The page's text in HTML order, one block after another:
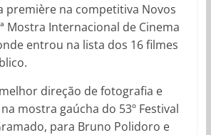
première na competitiva Novos
Mostra Internacional de Cinema
entrou na lista dos 16 filmes
direção de fotografia e
mostra gaúcha do 53º Festival
para Bruno Polidoro e